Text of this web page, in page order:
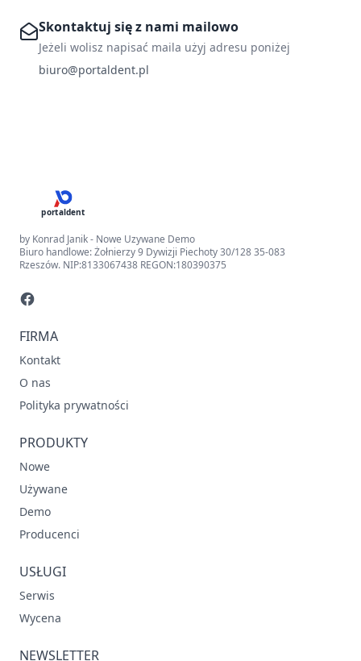
Skontaktuj się z nami mailowo
Jeżeli wolisz napisać maila użyj adresu poniżej
biuro@portaldent.pl
portaldent
by Konrad Janik - Nowe Uzywane Demo
Biuro handlowe: Żołnierzy 9 Dywizji Piechoty 30/128 35-083
Rzeszów. NIP:8133067438 REGON:180390375
FIRMA
Kontakt
O nas
Polityka prywatności
PRODUKTY
Nowe
Używane
Demo
Producenci
USŁUGI
Serwis
Wycena
NEWSLETTER